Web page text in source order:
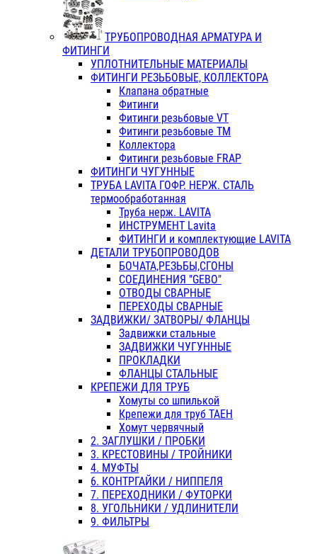
ТРУБОПРОВОДНАЯ АРМАТУРА И
ФИТИНГИ
УПЛОТНИТЕЛЬНЫЕ МАТЕРИАЛЫ
ФИТИНГИ РЕЗЬБОВЫЕ, КОЛЛЕКТОРА
Клапана обратные
Фитинги
Фитинги резьбовые VT
Фитинги резьбовые ТМ
Коллектора
Фитинги резьбовые FRAP
ФИТИНГИ ЧУГУННЫЕ
ТРУБА LAVITA ГОФР. НЕРЖ. СТАЛЬ
термообработанная
Труба нерж. LAVITA
ИНСТРУМЕНТ Lavita
ФИТИНГИ и комплектующие LAVITA
ДЕТАЛИ ТРУБОПРОВОДОВ
БОЧАТА,РЕЗЬБЫ,СГОНЫ
СОЕДИНЕНИЯ "GEBO"
ОТВОДЫ СВАРНЫЕ
ПЕРЕХОДЫ СВАРНЫЕ
ЗАДВИЖКИ/ ЗАТВОРЫ/ ФЛАНЦЫ
Задвижки стальные
ЗАДВИЖКИ ЧУГУННЫЕ
ПРОКЛАДКИ
ФЛАНЦЫ СТАЛЬНЫЕ
КРЕПЕЖИ ДЛЯ ТРУБ
Хомуты со шпилькой
Крепежи для труб ТАЕН
Хомут червячный
2. ЗАГЛУШКИ / ПРОБКИ
3. КРЕСТОВИНЫ / ТРОЙНИКИ
4. МУФТЫ
6. КОНТРГАЙКИ / НИППЕЛЯ
7. ПЕРЕХОДНИКИ / ФУТОРКИ
8. УГОЛЬНИКИ / УДЛИНИТЕЛИ
9. ФИЛЬТРЫ